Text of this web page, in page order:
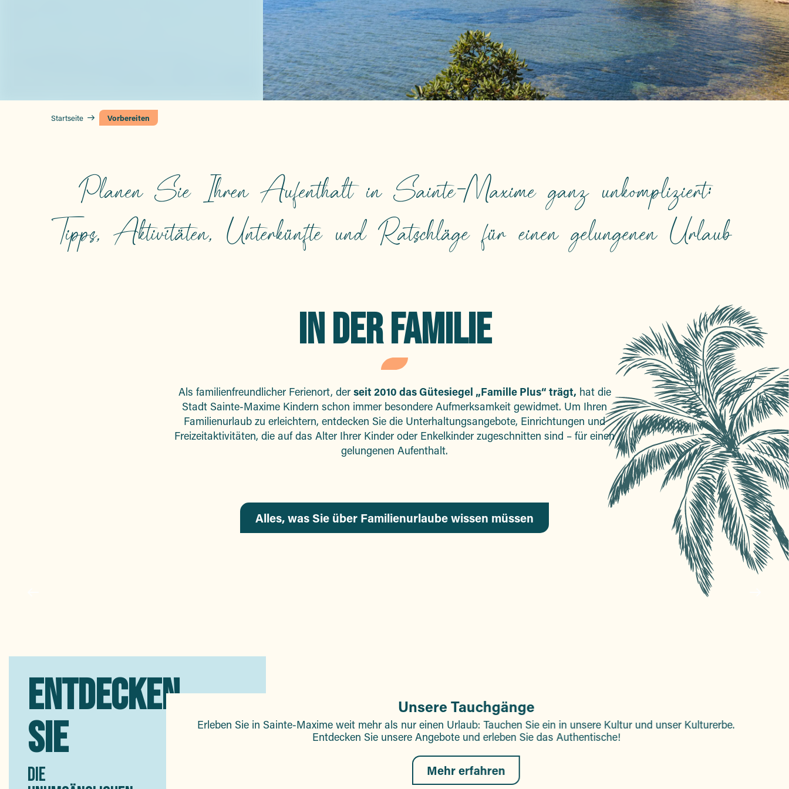
Startseite Vorbereiten
Planen Sie Ihren Aufenthalt in Sainte-Maxime ganz unkompliziert:
Tipps, Aktivitäten, Unterkünfte und Ratschläge für einen gelungenen Urlaub
IN DER FAMILIE
Als familienfreundlicher Ferienort, der seit 2010 das Gütesiegel „Famille Plus“ trägt, hat die
Stadt Sainte-Maxime Kindern schon immer besondere Aufmerksamkeit gewidmet. Um Ihren
Familienurlaub zu erleichtern, entdecken Sie die Unterhaltungsangebote, Einrichtungen und
Freizeitaktivitäten, die auf das Alter Ihrer Kinder oder Enkelkinder zugeschnitten sind – für einen
gelungenen Aufenthalt.
Alles, was Sie über Familienurlaube wissen müssen
WO SCHLAFEN?
ENTDECKEN
SIE
DIE
Unsere Tauchgänge
Erleben Sie in Sainte-Maxime weit mehr als nur einen Urlaub: Tauchen Sie ein in unsere Kultur und unser Kulturerbe.
Entdecken Sie unsere Angebote und erleben Sie das Authentische!
Mehr erfahren